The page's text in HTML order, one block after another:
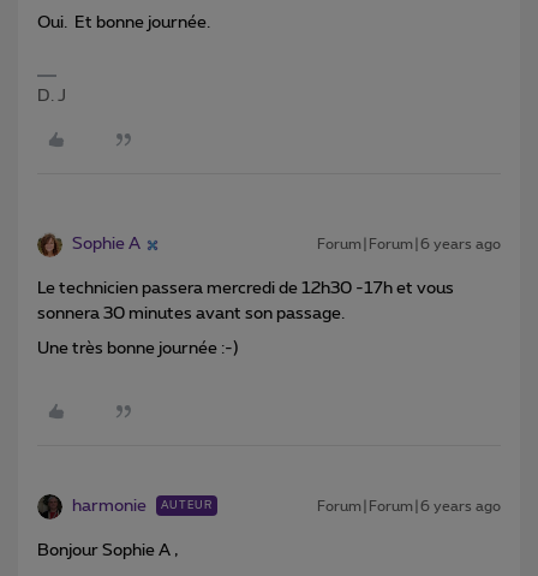
Oui. Et bonne journée.
D. J
Sophie A Forum|Forum|6 years ago
Le technicien passera mercredi de 12h30 -17h et vous
sonnera 30 minutes avant son passage.
Une très bonne journée :-)
harmonie AUTEUR Forum|Forum|6 years ago
Bonjour Sophie A ,